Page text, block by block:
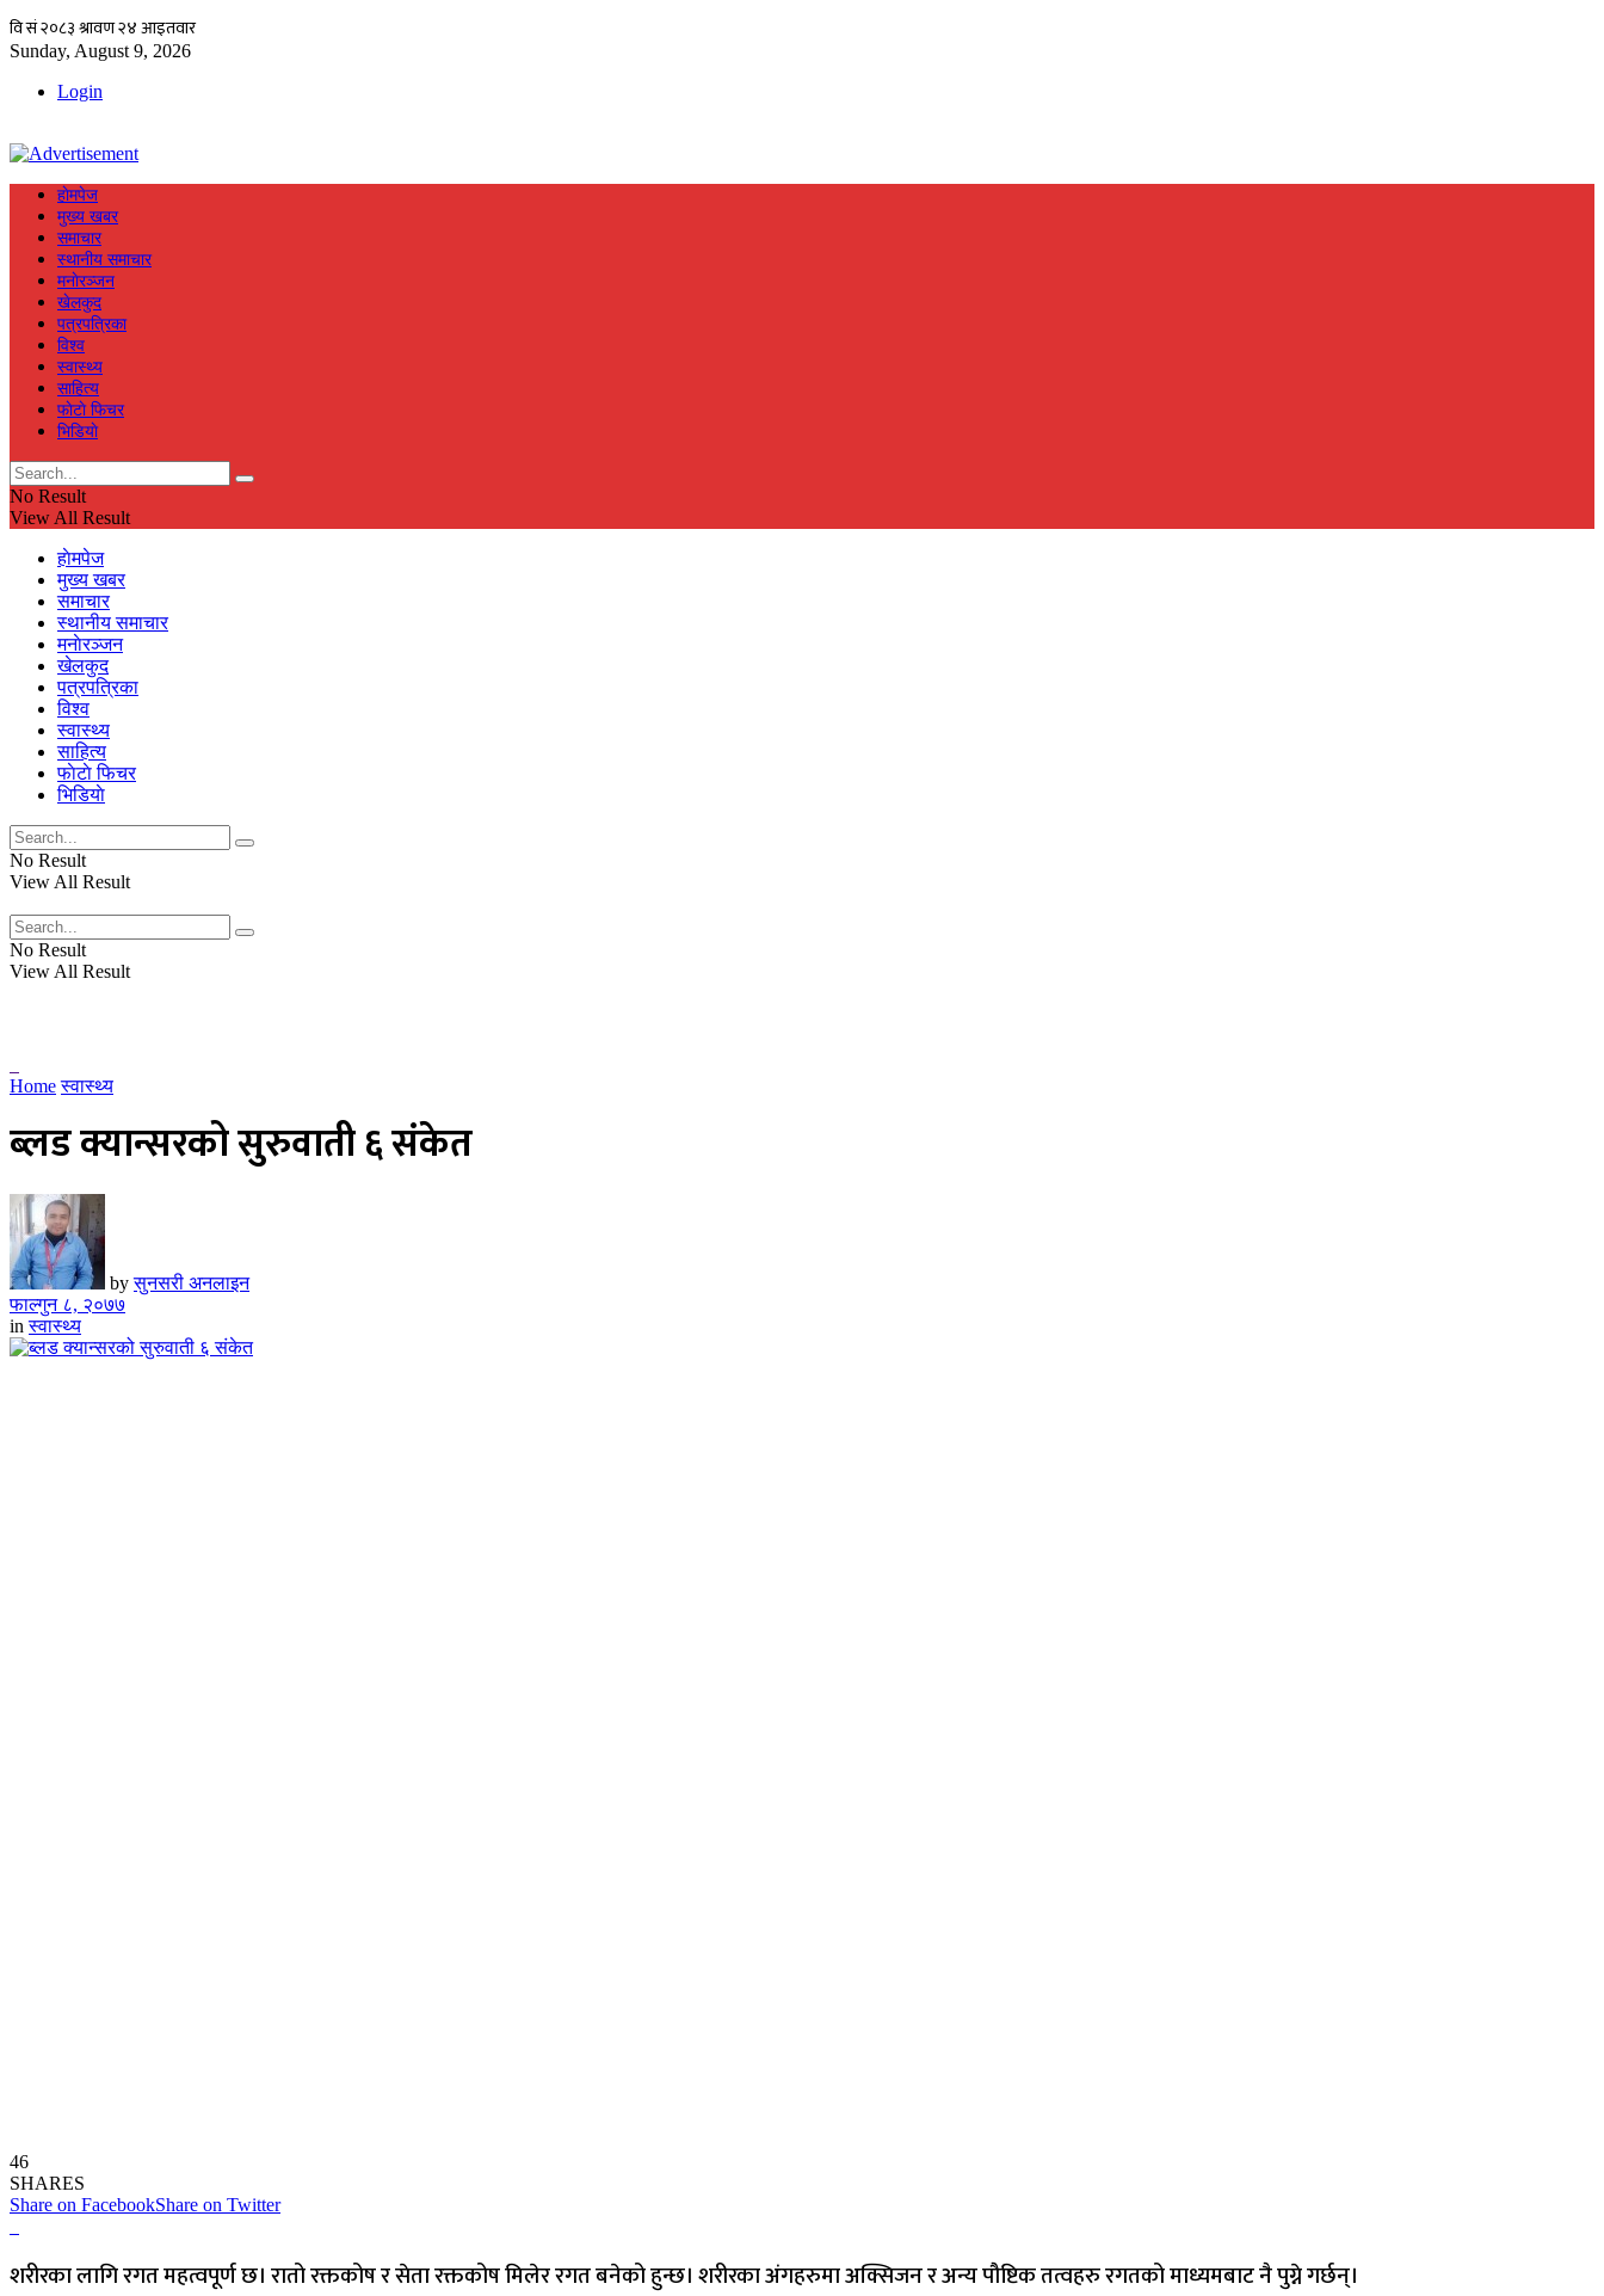
Sunday, August 9, 2026
Login
हाेमपेज
मुख्य खबर
समाचार
स्थानीय समाचार
मनाेरञ्जन
खेलकुद
पत्रपत्रिका
विश्व
स्वास्थ्य
साहित्य
फाेटाे फिचर
भिडियाे
No Result
View All Result
हाेमपेज
मुख्य खबर
समाचार
स्थानीय समाचार
मनाेरञ्जन
खेलकुद
पत्रपत्रिका
विश्व
स्वास्थ्य
साहित्य
फाेटाे फिचर
भिडियाे
No Result
View All Result
No Result
View All Result
Home स्वास्थ्य
ब्लड क्यान्सरको सुरुवाती ६ संकेत
by सुनसरी अनलाइन
फाल्गुन ८, २०७७
in स्वास्थ्य
46
SHARES
Share on FacebookShare on Twitter
शरीरका लागि रगत महत्वपूर्ण छ। रातो रक्तकोष र सेता रक्तकोष मिलेर रगत बनेको हुन्छ। शरीरका अंगहरुमा अक्सिजन र अन्य पौष्टिक तत्वहरु रगतको माध्यमबाट नै पुग्ने गर्छन्।